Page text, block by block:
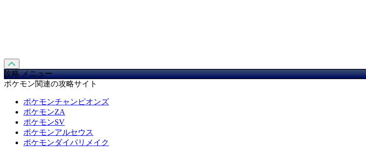
攻略 メニュー
ポケモン関連の攻略サイト
ポケモンチャンピオンズ
ポケモンZA
ポケモンSV
ポケモンアルセウス
ポケモンダイパリメイク